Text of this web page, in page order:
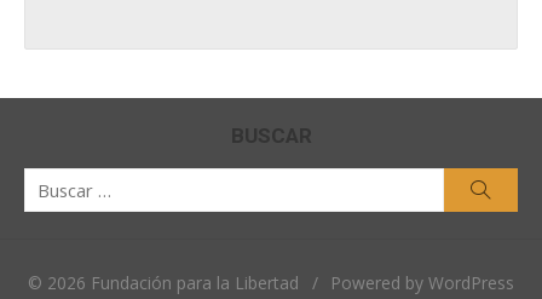
BUSCAR
© 2026 Fundación para la Libertad /
Powered by WordPress